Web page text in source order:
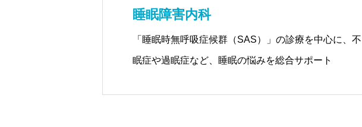
睡眠障害内科
「睡眠時無呼吸症候群（SAS）」の診療を中心に、不
眠症や過眠症など、睡眠の悩みを総合サポート